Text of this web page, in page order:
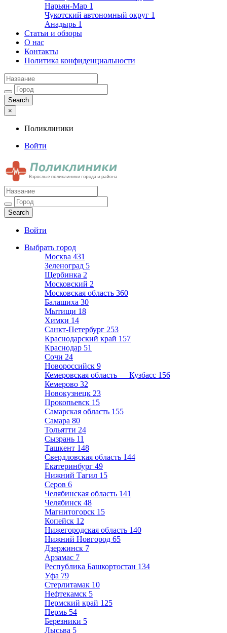
Нарьян-Мар 1
Чукотский автономный округ 1
Анадырь 1
Статьи и обзоры
О нас
Контакты
Политика конфиденциальности
×
Поликлиники
Войти
Поликлиники
Взрослые поликлиники города и района
Войти
Выбрать город
Москва 431
Зеленоград 5
Щербинка 2
Московский 2
Московская область 360
Балашиха 30
Мытищи 18
Химки 14
Санкт-Петербург 253
Краснодарский край 157
Краснодар 51
Сочи 24
Новороссийск 9
Кемеровская область — Кузбасс 156
Кемерово 32
Новокузнецк 23
Прокопьевск 15
Самарская область 155
Самара 80
Тольятти 24
Сызрань 11
Ташкент 148
Свердловская область 144
Екатеринбург 49
Нижний Тагил 15
Серов 6
Челябинская область 141
Челябинск 48
Магнитогорск 15
Копейск 12
Нижегородская область 140
Нижний Новгород 65
Дзержинск 7
Арзамас 7
Республика Башкортостан 134
Уфа 79
Стерлитамак 10
Нефтекамск 5
Пермский край 125
Пермь 54
Березники 5
Лысьва 5